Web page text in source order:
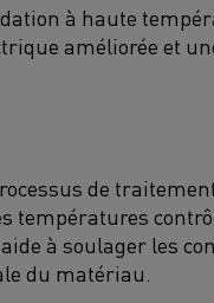
à haute
améliorée et
de
températures
à soulager les
du matériau.